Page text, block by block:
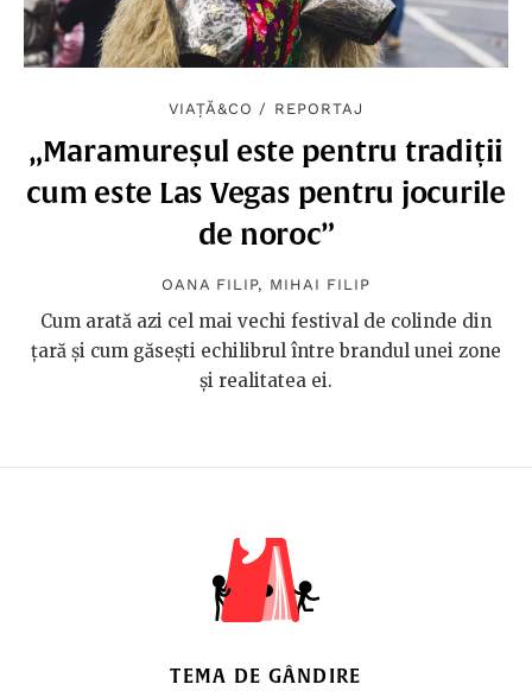
VIAȚĂ&CO / REPORTAJ
„Maramureșul este pentru tradiții
cum este Las Vegas pentru jocurile
de noroc”
OANA FILIP, MIHAI FILIP
Cum arată azi cel mai vechi festival de colinde din
țară și cum găsești echilibrul între brandul unei zone
și realitatea ei.
TEMA DE GÂNDIRE